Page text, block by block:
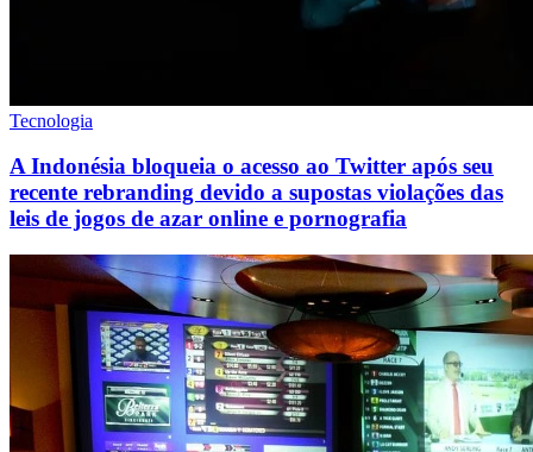
Tecnologia
A Indonésia bloqueia o acesso ao Twitter após seu
recente rebranding devido a supostas violações das
leis de jogos de azar online e pornografia